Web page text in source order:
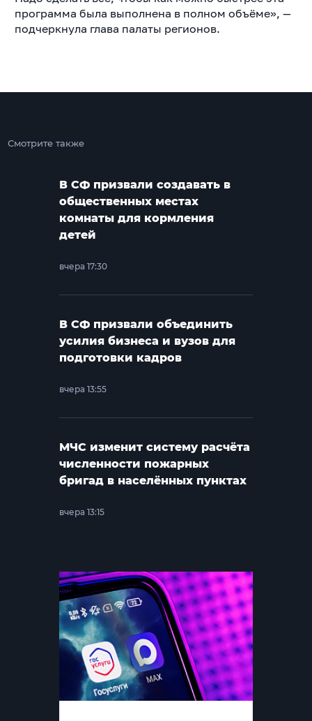
программа была выполнена в полном объёме», —
подчеркнула глава палаты регионов.
Смотрите также
В СФ призвали создавать в
общественных местах
комнаты для кормления
детей
вчера 17:30
В СФ призвали объединить
усилия бизнеса и вузов для
подготовки кадров
вчера 13:55
МЧС изменит систему расчёта
численности пожарных
бригад в населённых пунктах
вчера 13:15